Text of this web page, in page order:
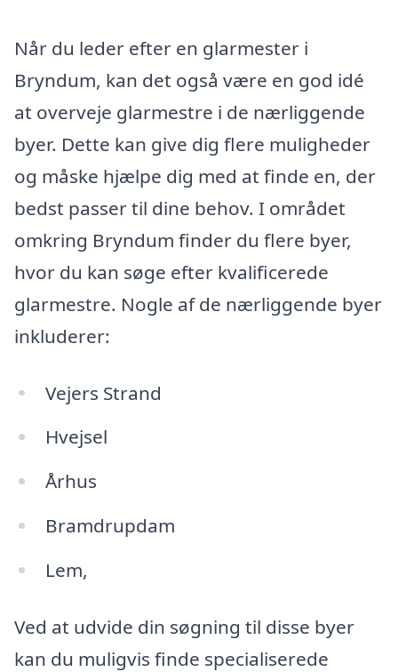
Når du leder efter en glarmester i
Bryndum, kan det også være en god idé
at overveje glarmestre i de nærliggende
byer. Dette kan give dig flere muligheder
og måske hjælpe dig med at finde en, der
bedst passer til dine behov. I området
omkring Bryndum finder du flere byer,
hvor du kan søge efter kvalificerede
glarmestre. Nogle af de nærliggende byer
inkluderer:
Vejers Strand
Hvejsel
Århus
Bramdrupdam
Lem,
Ved at udvide din søgning til disse byer
kan du muligvis finde specialiserede